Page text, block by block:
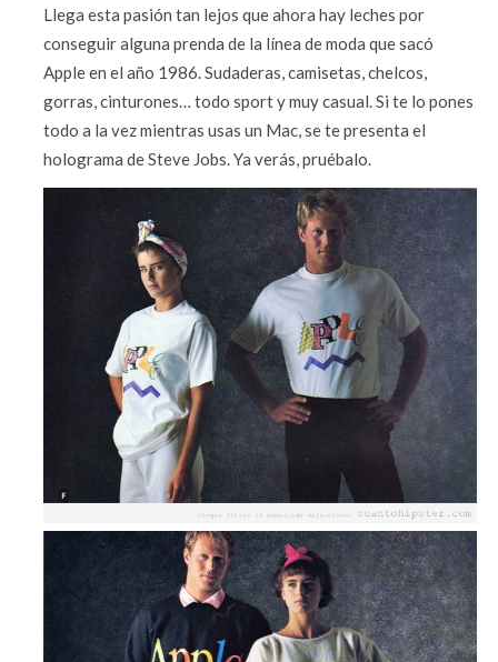
Llega esta pasión tan lejos que ahora hay leches por
conseguir alguna prenda de la línea de moda que sacó
Apple en el año 1986. Sudaderas, camisetas, chelcos,
gorras, cinturones… todo sport y muy casual. Si te lo pones
todo a la vez mientras usas un Mac, se te presenta el
holograma de Steve Jobs. Ya verás, pruébalo.